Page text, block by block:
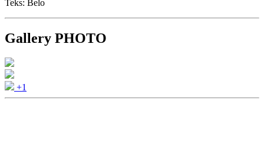
Teks: Belo
Gallery PHOTO
+1